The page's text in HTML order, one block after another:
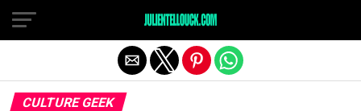
CULTURE GEEK